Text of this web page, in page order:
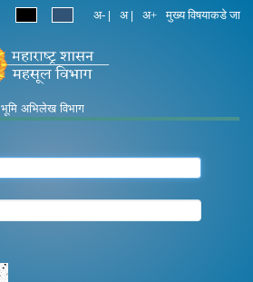
अ- अ| अ+ मुख्य विषयाकडे जा
भूमि अभिलेख विभाग